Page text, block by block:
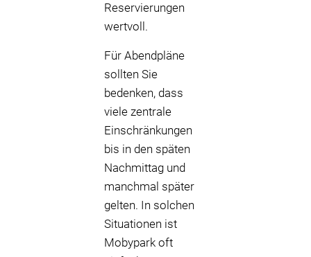
Reservierungen
wertvoll.
Für Abendpläne
sollten Sie
bedenken, dass
viele zentrale
Einschränkungen
bis in den späten
Nachmittag und
manchmal später
gelten. In solchen
Situationen ist
Mobypark oft